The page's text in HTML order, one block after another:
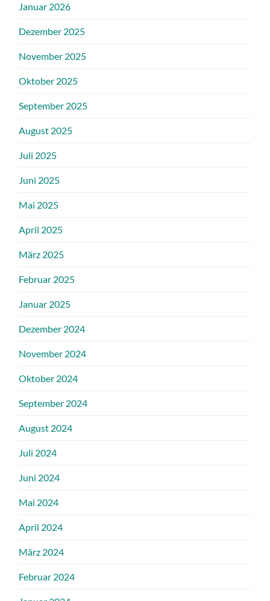
Januar 2026
Dezember 2025
November 2025
Oktober 2025
September 2025
August 2025
Juli 2025
Juni 2025
Mai 2025
April 2025
März 2025
Februar 2025
Januar 2025
Dezember 2024
November 2024
Oktober 2024
September 2024
August 2024
Juli 2024
Juni 2024
Mai 2024
April 2024
März 2024
Februar 2024